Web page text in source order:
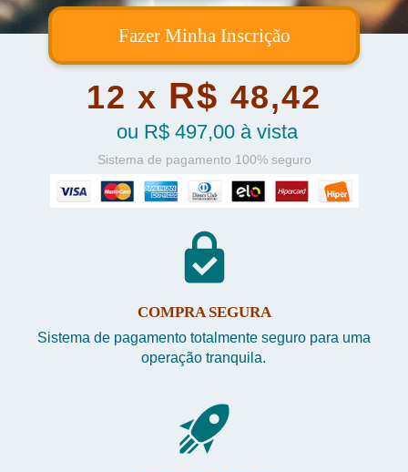
Fazer Minha Inscrição
12 x R$ 48,42
ou R$ 497,00 à vista
Sistema de pagamento 100% seguro
COMPRA SEGURA
Sistema de pagamento totalmente seguro para uma
operação tranquila.